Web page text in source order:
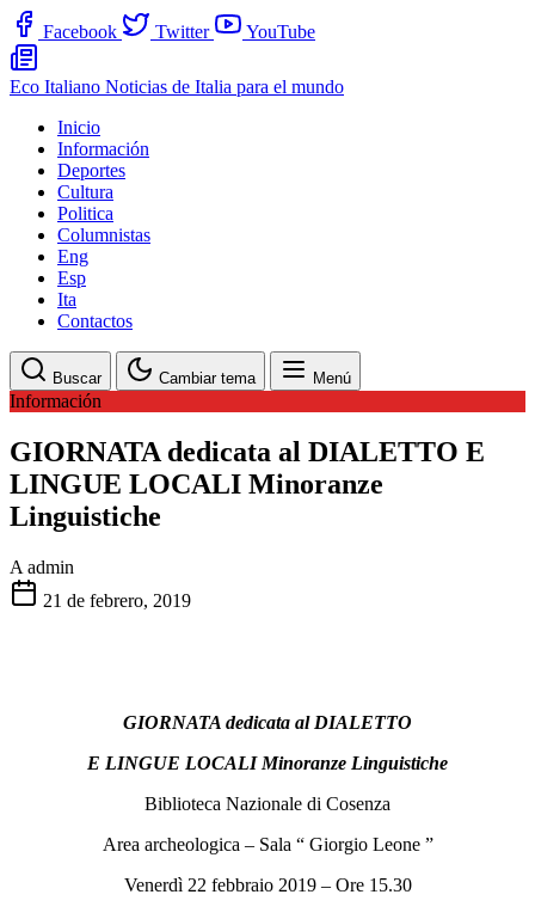
Facebook Twitter YouTube
Eco Italiano Noticias de Italia para el mundo
Inicio
Información
Deportes
Cultura
Politica
Columnistas
Eng
Esp
Ita
Contactos
Buscar Cambiar tema Menú
Información
GIORNATA dedicata al DIALETTO E
LINGUE LOCALI Minoranze
Linguistiche
A admin
21 de febrero, 2019
GIORNATA dedicata al DIALETTO
E LINGUE LOCALI Minoranze Linguistiche
Biblioteca Nazionale di Cosenza
Area archeologica – Sala “ Giorgio Leone ”
Venerdì 22 febbraio 2019 – Ore 15.30